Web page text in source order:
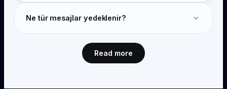
Ne tür mesajlar yedeklenir?
notlar, konum paylaşımları ve kişiler. Tüm ek türleri
Read more